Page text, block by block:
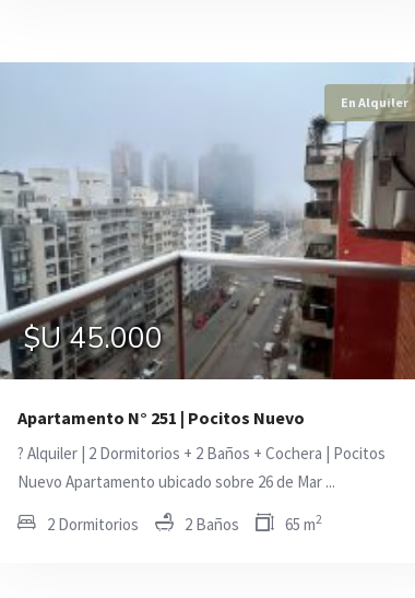
En Alquiler
$U 26.000
En Alquiler
$U 45.000
Apartamento N° 251 | Pocitos Nuevo
? Alquiler | 2 Dormitorios + 2 Baños + Cochera | Pocitos
Nuevo Apartamento ubicado sobre 26 de Mar ...
2 Dormitorios 2 Baños 65 m2
En
$U 27.000